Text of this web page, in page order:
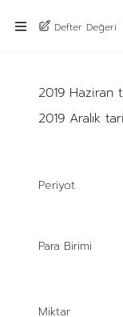
Defter Değeri
2019 Haziran
2019 Aralık
Periyot
Para Birimi
Miktar